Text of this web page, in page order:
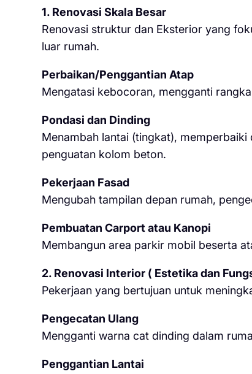
1. Renovasi Skala Besar
Renovasi struktur dan Eksterior yang
luar rumah.
Perbaikan/Penggantian Atap
Mengatasi kebocoran, mengganti
Pondasi dan Dinding
Menambah lantai (tingkat),
penguatan kolom beton.
Pekerjaan Fasad
Mengubah tampilan depan rumah,
Pembuatan Carport atau Kanopi
Membangun area parkir mobil beserta
2. Renovasi Interior ( Estetika dan
Pekerjaan yang bertujuan untuk
Pengecatan Ulang
Mengganti warna cat dinding dalam
Penggantian Lantai